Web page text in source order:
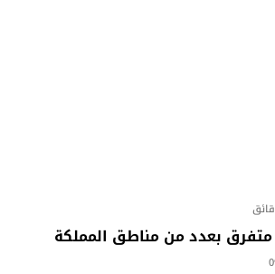
بعدد من مناطق المملكة